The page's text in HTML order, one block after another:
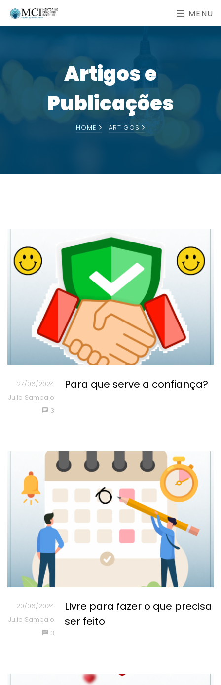
MENU
Artigos e
Publicações
HOME ARTIGOS
27/06/2024
Julio Sampaio
3
Para que serve a confiança?
20/06/2024
Julio Sampaio
3
Livre para fazer o que precisa
ser feito